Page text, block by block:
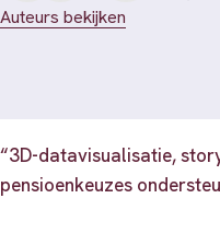
Auteurs bekijken
“3D-datavisualisatie,
pensioenkeuzes